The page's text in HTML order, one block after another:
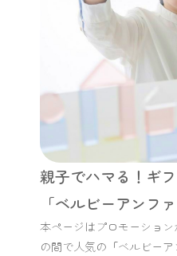
親子でハマる！ギ
「ベルビーアンフ
本ページはプロモーショ
の間で人気の「ベルビー